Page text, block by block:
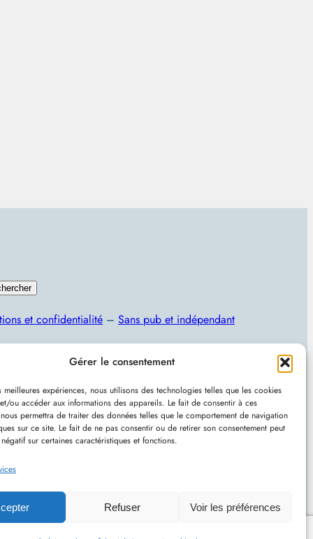
Gérer le consentement
expériences, nous utilisons des technologies telles que les cookies
ou accéder aux informations des appareils. Le fait de consentir à ces
permettra de traiter des données telles que le comportement de navigation
sur ce site. Le fait de ne pas consentir ou de retirer son consentement peut
sur certaines caractéristiques et fonctions.
Refuser Voir les préférences
et confidentialité – Sans pub et indépendant
jeux vidéo, astuces et actualités IT